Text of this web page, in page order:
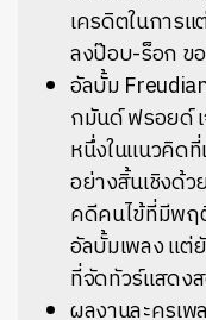
เครดิตในการ
ลงป๊อบ-ร็อก ข
อัลบั้ม
กมันด์ ฟรอยด์
หนึ่งในแนวคิด
อย่างสิ้นเชิงด้ว
คดีคนไข้ที่มีพฤ
อัลบั้มเพลง แต่
ที่จัดทัวร์แสดง
ผลงานละครเ